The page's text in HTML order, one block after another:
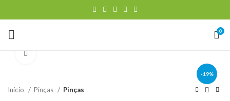
0
-19%
Início Pinças Pinças